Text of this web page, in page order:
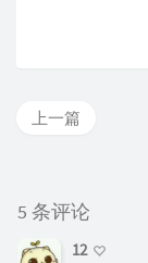
上一篇
5 条评论
12